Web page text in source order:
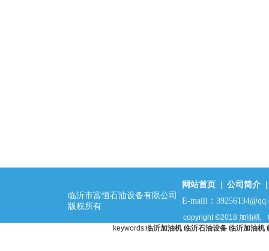
网站首页| 公司简介|
临沂市富恒石油设备有限公司
版权所有
E-maill：
copyright ©2018 加油机
keywords:临沂加油机 临沂石油设备 临沂加油机